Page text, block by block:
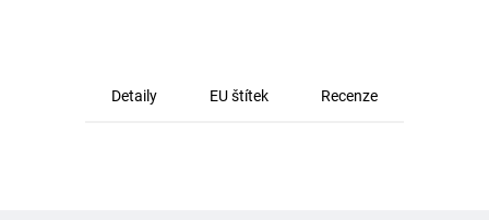
Detaily EU štítek Recenze